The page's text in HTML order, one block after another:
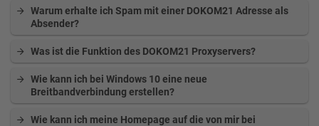
Warum erhalte ich Spam mit einer DOKOM21 Adresse als
Absender?
Was ist die Funktion des DOKOM21 Proxyservers?
Wie kann ich bei Windows 10 eine neue
Breitbandverbindung erstellen?
Wie kann ich meine Homepage auf die von mir bei